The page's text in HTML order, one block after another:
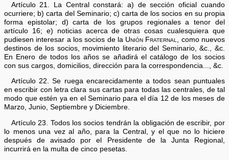
Artículo 21. La Central constará: a) de sección oficial cuando
ocurriere; b) carta del Seminario; c) carta de los socios en su propia
forma epistolar; d) carta de los grupos regionales a tenor del
artículo 16; e) noticias acerca de otras cosas cualesquiera que
pudiesen interesar a los socios de la Unión Fraternal
, como nuevos
destinos de los socios, movimiento literario del Seminario, &c., &c.
En Enero de todos los años se añadirá el catálogo de los socios
con sus cargos, domicilios, dirección para la correspondencia..., &c.
Artículo 22. Se ruega encarecidamente a todos sean puntuales
en escribir con letra clara sus cartas para todas las centrales, de tal
modo que estén ya en el Seminario para el día 12 de los meses de
Marzo, Junio, Septiembre y Diciembre.
Artículo 23. Todos los socios tendrán la obligación de escribir, por
lo menos una vez al año, para la Central, y el que no lo hiciere
después de avisado por el Presidente de la Junta Regional,
incurrirá en la multa de cinco pesetas.